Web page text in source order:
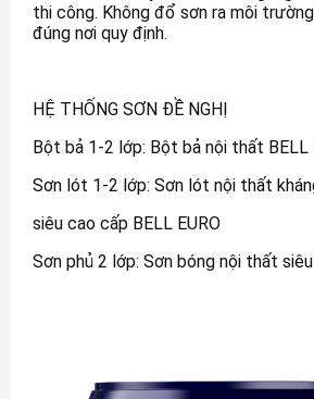
thi công. Không đổ sơn ra môi
đúng nơi quy định.
HỆ THỐNG SƠN ĐỀ NGHỊ
Bột bả 1-2 lớp: Bột bả nội thất BELL
Sơn lót 1-2 lớp: Sơn lót nội thất
siêu cao cấp BELL EURO
Sơn phủ 2 lớp: Sơn bóng nội thất